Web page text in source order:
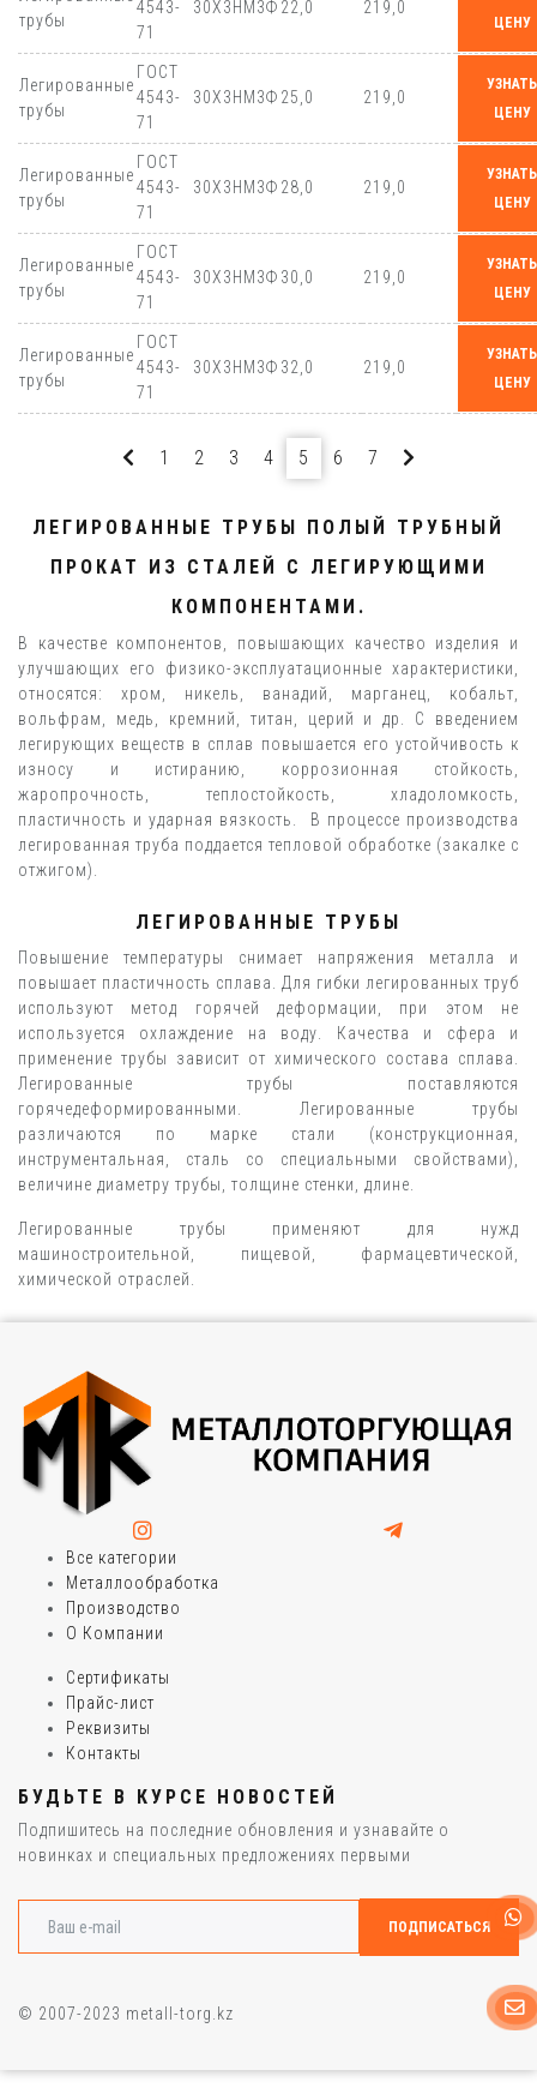
трубы
4543-
71
30Х3НМ3Ф 22,0 219,0
ЦЕНУ
Легированные
трубы
ГОСТ
4543-
71
30Х3НМ3Ф 25,0 219,0
УЗНАТЬ
ЦЕНУ
Легированные
трубы
ГОСТ
4543-
71
30Х3НМ3Ф 28,0 219,0
УЗНАТЬ
ЦЕНУ
Легированные
трубы
ГОСТ
4543-
71
30Х3НМ3Ф 30,0 219,0
УЗНАТЬ
ЦЕНУ
Легированные
трубы
ГОСТ
4543-
71
30Х3НМ3Ф 32,0 219,0
УЗНАТЬ
ЦЕНУ
1 2 3 4 5 6 7
ЛЕГИРОВАННЫЕ ТРУБЫ ПОЛЫЙ ТРУБНЫЙ
ПРОКАТ ИЗ СТАЛЕЙ С ЛЕГИРУЮЩИМИ
КОМПОНЕНТАМИ.
В качестве компонентов, повышающих качество изделия и
улучшающих его физико-эксплуатационные характеристики,
относятся: хром, никель, ванадий, марганец, кобальт,
вольфрам, медь, кремний, титан, церий и др. С введением
легирующих веществ в сплав повышается его устойчивость к
износу и истиранию, коррозионная стойкость,
жаропрочность, теплостойкость, хладоломкость,
пластичность и ударная вязкость. В процессе производства
легированная труба поддается тепловой обработке (закалке с
отжигом).
ЛЕГИРОВАННЫЕ ТРУБЫ
Повышение температуры снимает напряжения металла и
повышает пластичность сплава. Для гибки легированных труб
используют метод горячей деформации, при этом не
используется охлаждение на воду. Качества и сфера и
применение трубы зависит от химического состава сплава.
Легированные трубы поставляются
горячедеформированными. Легированные трубы
различаются по марке стали (конструкционная,
инструментальная, сталь со специальными свойствами),
величине диаметру трубы, толщине стенки, длине.
Легированные трубы применяют для нужд
машиностроительной, пищевой, фармацевтической,
химической отраслей.
Все категории
Металлообработка
Производство
О Компании
Сертификаты
Прайс-лист
Реквизиты
Контакты
БУДЬТЕ В КУРСЕ НОВОСТЕЙ
Подпишитесь на последние обновления и узнавайте о
новинках и специальных предложениях первыми
© 2007-2023 metall-torg.kz